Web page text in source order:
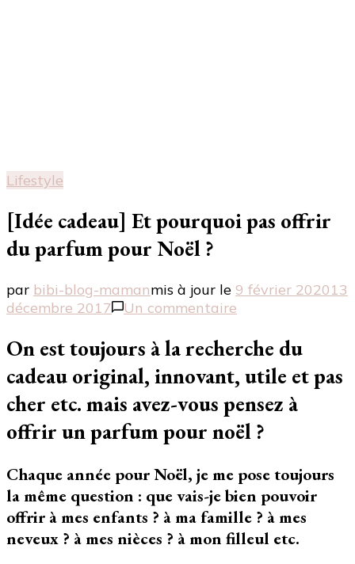
Lifestyle
[Idée cadeau] Et pourquoi pas offrir
du parfum pour Noël ?
par bibi-blog-mamanmis à jour le 9 février 202013
décembre 2017
Un commentaire
cadeau]
Et
pourquoi
pas
offrir
du
pour
Noël
?
On est toujours à la recherche du
cadeau original, innovant, utile et pas
cher etc. mais avez-vous pensez à
offrir un parfum pour noël ?
Chaque année pour Noël, je me pose toujours
la même question : que vais-je bien pouvoir
offrir à mes enfants ? à ma famille ? à mes
neveux ? à mes nièces ? à mon filleul etc.